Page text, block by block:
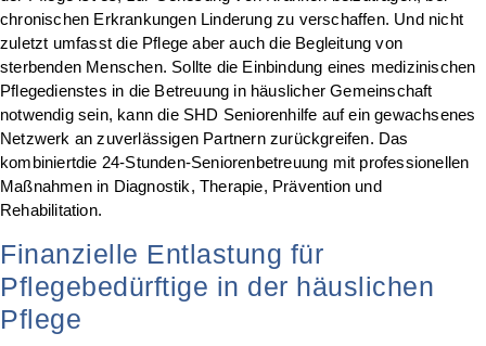
chronischen Erkrankungen Linderung zu verschaffen. Und nicht
zuletzt umfasst die Pflege aber auch die Begleitung von
sterbenden Menschen. Sollte die Einbindung eines medizinischen
Pflegedienstes in die Betreuung in häuslicher Gemeinschaft
notwendig sein, kann die SHD Seniorenhilfe auf ein gewachsenes
Netzwerk an zuverlässigen Partnern zurückgreifen. Das
kombiniertdie 24-Stunden-Seniorenbetreuung mit professionellen
Maßnahmen in Diagnostik, Therapie, Prävention und
Rehabilitation.
Finanzielle Entlastung für
Pflegebedürftige in der häuslichen
Pflege